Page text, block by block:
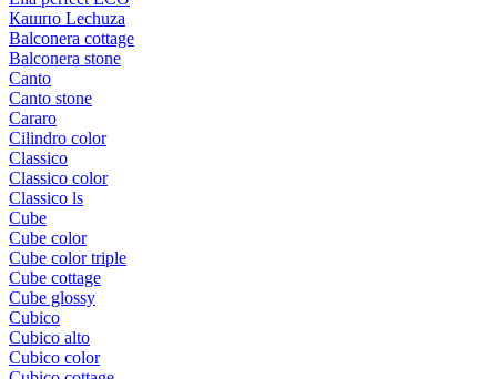
Кашпо Lechuza
Balconera cottage
Balconera stone
Canto
Canto stone
Cararo
Cilindro color
Classico
Classico color
Classico ls
Cube
Cube color
Cube color triple
Cube cottage
Cube glossy
Cubico
Cubico alto
Cubico color